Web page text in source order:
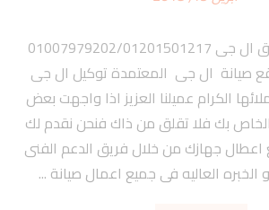
صيانة غسالات اطباق ال جى 01007979202/01201501217
صيانة ال جى المعتمدة توكيل ال جى
الكرام عميلنا العزيز اذا واجهت بعض
بك فلا تقلق من ذاك فنحن نقدم لك
اعطال جهازك من خلال فريق الدعم الفنى
العاليه فى جميع اعمال صيانة ...